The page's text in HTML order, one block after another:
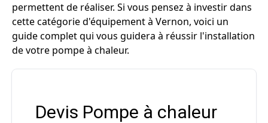
permettent de réaliser. Si vous pensez à investir dans
cette catégorie d'équipement à Vernon, voici un
guide complet qui vous guidera à réussir l'installation
de votre pompe à chaleur.
Devis Pompe à chaleur